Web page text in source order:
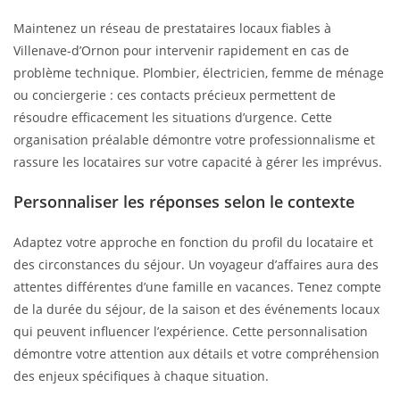
Maintenez un réseau de prestataires locaux fiables à
Villenave-d’Ornon pour intervenir rapidement en cas de
problème technique. Plombier, électricien, femme de ménage
ou conciergerie : ces contacts précieux permettent de
résoudre efficacement les situations d’urgence. Cette
organisation préalable démontre votre professionnalisme et
rassure les locataires sur votre capacité à gérer les imprévus.
Personnaliser les réponses selon le contexte
Adaptez votre approche en fonction du profil du locataire et
des circonstances du séjour. Un voyageur d’affaires aura des
attentes différentes d’une famille en vacances. Tenez compte
de la durée du séjour, de la saison et des événements locaux
qui peuvent influencer l’expérience. Cette personnalisation
démontre votre attention aux détails et votre compréhension
des enjeux spécifiques à chaque situation.